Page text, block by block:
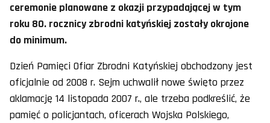
ceremonie planowane z okazji przypadającej w tym
roku 80. rocznicy zbrodni katyńskiej zostały okrojone
do minimum.
Dzień Pamięci Ofiar Zbrodni Katyńskiej obchodzony jest
oficjalnie od 2008 r. Sejm uchwalił nowe święto przez
aklamację 14 listopada 2007 r., ale trzeba podkreślić, że
pamięć o policjantach, oficerach Wojska Polskiego,